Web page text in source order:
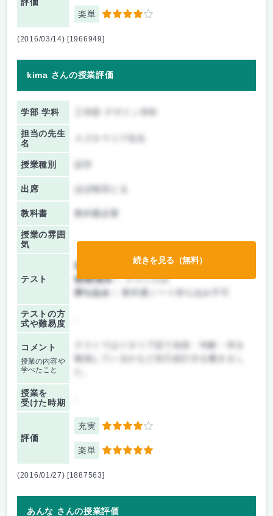
楽単 4
(2016/03/14) [1966949]
kima さんの授業評価
学部 学科
担当の先生
名
授業種別
出席 ほぼ毎回とる
教科書 教科書必要
授業の雰囲
気
テスト
前期/中間：
授業無し
後期/期末：テストのみ
持ち込み：
教科書ノート持ち込み不可
テストの方
式や難易度
コメント
授業の内容や
学べたこと
テストではイタリア語で名前・年齢・何を
勉強しているかなど自己紹介分を書きまし
授業を
受けた時期
評価
充実 4
楽単 5
続きを見る（無料）
(2016/01/27) [1887563]
あんな さんの授業評価